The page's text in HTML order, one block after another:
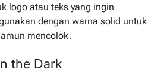
logo atau teks yang ingin
dengan warna solid untuk
mencolok.
the Dark